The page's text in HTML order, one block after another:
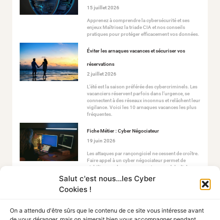
Salut c'est nous...les Cyber
Cookies !
On a attendu d'être sûrs que le contenu de ce site vous intéresse avant
15 juillet 2026
Apprenez à comprendre la cybersécurité et ses
enjeux Maîtrisez la triade CIA et nos conseils
pratiques pour protéger efficacement vos données.
Éviter les arnaques vacances et sécuriser vos
réservations
2 juillet 2026
L’été est la saison préférée des cybercriminels. Les
vacanciers réservent parfois dans l’urgence, se
connectent à des réseaux inconnus et relâchent leur
vigilance. Voici les 10 arnaques vacances les plus
fréquentes.
Fiche Métier : Cyber Négociateur
19 juin 2026
Les attaques par rançongiciel ne cessent de croître.
Faire appel à un cyber négociateur permet de
stabiliser ce chaos en ouvrant un canal de dialogue